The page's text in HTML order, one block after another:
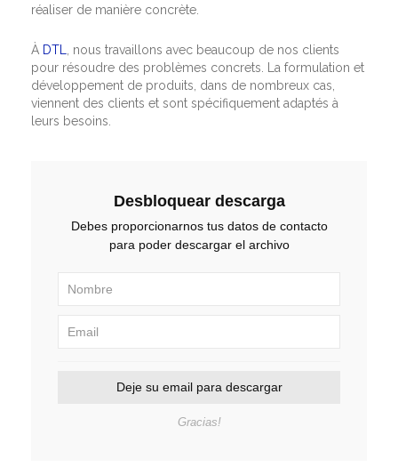
réaliser de manière concrète.
À DTL
, nous travaillons avec beaucoup de nos clients
pour résoudre des problèmes concrets. La formulation et
développement de produits, dans de nombreux cas,
viennent des clients et sont spécifiquement adaptés à
leurs besoins.
Desbloquear descarga
Debes proporcionarnos tus datos de contacto
para poder descargar el archivo
Deje su email para descargar
Gracias!